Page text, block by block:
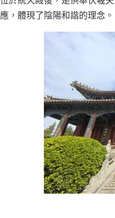
應，體現了陰陽和諧的理念。